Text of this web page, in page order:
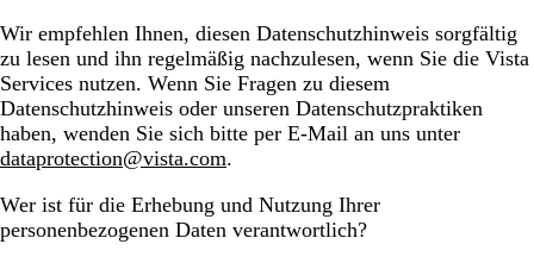
Wir empfehlen Ihnen, diesen Datenschutzhinweis sorgfältig
zu lesen und ihn regelmäßig nachzulesen, wenn Sie die Vista
Services nutzen. Wenn Sie Fragen zu diesem
Datenschutzhinweis oder unseren Datenschutzpraktiken
haben, wenden Sie sich bitte per E-Mail an uns unter
dataprotection@vista.com.
Wer ist für die Erhebung und Nutzung Ihrer
personenbezogenen Daten verantwortlich?